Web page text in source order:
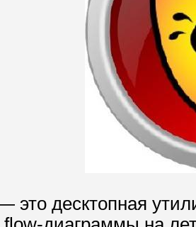
это десктопная